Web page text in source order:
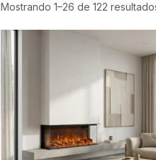
Mostrando 1–26 de 122